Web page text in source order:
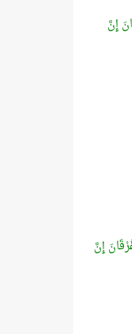
إِنَّ
إِنَّ